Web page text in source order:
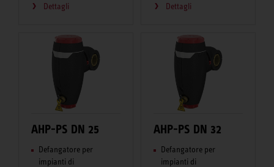
Dettagli Dettagli
AHP-PS DN 25
Defangatore per
impianti di
AHP-PS DN 32
Defangatore per
impianti di